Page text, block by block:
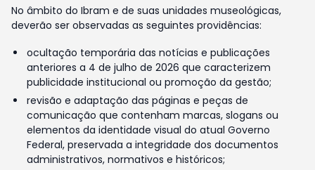
No âmbito do Ibram e de suas unidades museológicas,
deverão ser observadas as seguintes providências:
ocultação temporária das notícias e publicações
anteriores a 4 de julho de 2026 que caracterizem
publicidade institucional ou promoção da gestão;
revisão e adaptação das páginas e peças de
comunicação que contenham marcas, slogans ou
elementos da identidade visual do atual Governo
Federal, preservada a integridade dos documentos
administrativos, normativos e históricos;